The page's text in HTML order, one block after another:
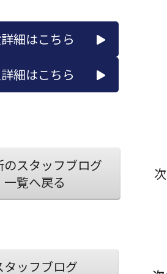
細はこちら
細はこちら
のスタッフブログ
一覧へ戻る
タッフブログ